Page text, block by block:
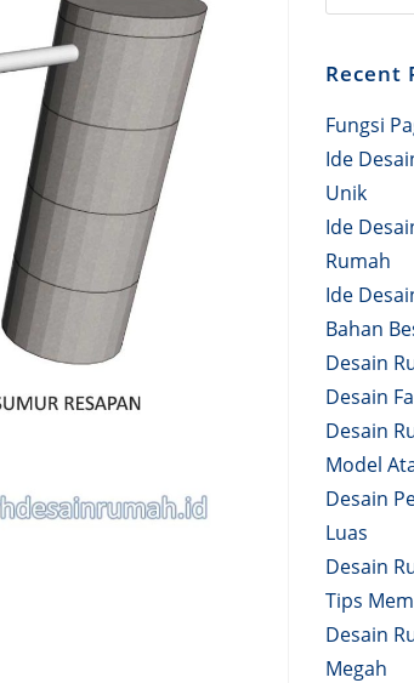
Recent
Fungsi
Ide
Unik
Ide
Rumah
Ide
Bahan
Desain
Desain
Desain
Model
Desain
Luas
Desain
Tips
Desain
Megah